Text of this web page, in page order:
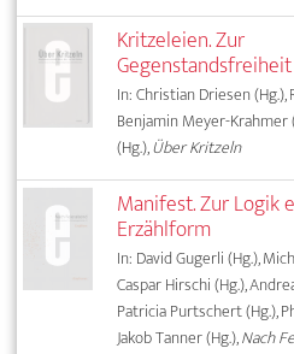
Kritzeleien. Zur
In: Christian Driesen (Hg.),
Benjamin Meyer-Krahmer
(Hg.),Über Kritzeln
Manifest. Zur Logik
Erzählform
In: David Gugerli (Hg.),
Caspar Hirschi (Hg.),
Patricia Purtschert (Hg.),
Jakob Tanner (Hg.),Nach